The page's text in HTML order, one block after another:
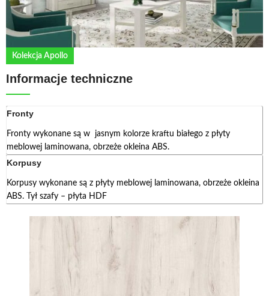
Kolekcja Apollo
Informacje techniczne
Fronty
Fronty wykonane są w jasnym kolorze kraftu białego z płyty
meblowej laminowana, obrzeże okleina ABS.
Korpusy
Korpusy wykonane są z płyty meblowej laminowana, obrzeże okleina
ABS. Tył szafy – płyta HDF